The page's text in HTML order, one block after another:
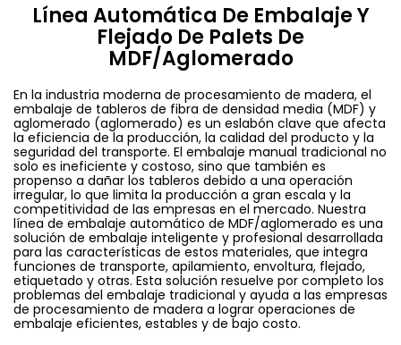
Línea Automática De Embalaje Y
Flejado De Palets De
MDF/aglomerado
En la industria moderna de procesamiento de madera, el
embalaje de tableros de fibra de densidad media (MDF) y
aglomerado (aglomerado) es un eslabón clave que afecta
la eficiencia de la producción, la calidad del producto y la
seguridad del transporte. El embalaje manual tradicional no
solo es ineficiente y costoso, sino que también es
propenso a dañar los tableros debido a una operación
irregular, lo que limita la producción a gran escala y la
competitividad de las empresas en el mercado. Nuestra
línea de embalaje automático de MDF/aglomerado es una
solución de embalaje inteligente y profesional desarrollada
para las características de estos materiales, que integra
funciones de transporte, apilamiento, envoltura, flejado,
etiquetado y otras. Esta solución resuelve por completo los
problemas del embalaje tradicional y ayuda a las empresas
de procesamiento de madera a lograr operaciones de
embalaje eficientes, estables y de bajo costo.